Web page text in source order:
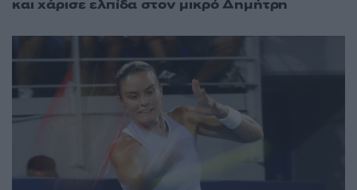
και χάρισε ελπίδα στον μικρό Δημήτρη